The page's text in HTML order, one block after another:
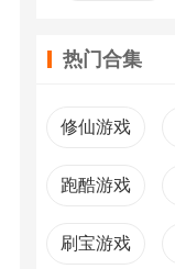
热门合集
修仙游戏
跑酷游戏
刷宝游戏